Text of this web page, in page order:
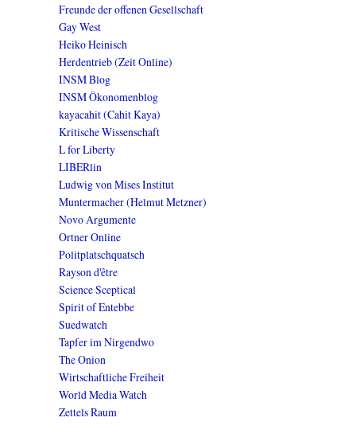
Freunde der offenen Gesellschaft
Gay West
Heiko Heinisch
Herdentrieb (Zeit Online)
INSM Blog
INSM Ökonomenblog
kayacahit (Cahit Kaya)
Kritische Wissenschaft
L for Liberty
LIBERlin
Ludwig von Mises Institut
Muntermacher (Helmut Metzner)
Novo Argumente
Ortner Online
Politplatschquatsch
Rayson d'être
Science Sceptical
Spirit of Entebbe
Suedwatch
Tapfer im Nirgendwo
The Onion
Wirtschaftliche Freiheit
World Media Watch
Zettels Raum